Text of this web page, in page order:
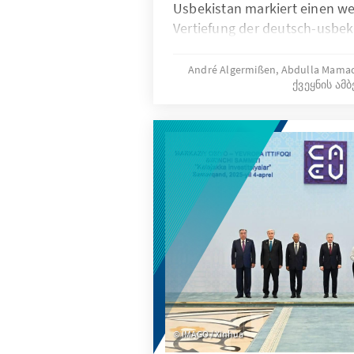
Usbekistan markiert einen
Vertiefung der deutsch-
Wirtschafts- und
zwischen beiden Ländern.
Riesen Zentralasiens dar und
bislang nur teilweise
den Bereichen
Outsourcing sowie beim
Lieferketten für kritische
starken Engagements
Wettbewerber eröffnet sich
Zeitfenster, das von der
Wirtschaft schnelles und
erfordert.
André Algermißen, Abdulla
ქვეყნის
IMAGO / Xinhua